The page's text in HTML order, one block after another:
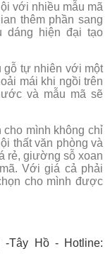
với nhiều mẫu mã
thêm phần sang
dáng hiện đại tạo
gỗ tự nhiên với một
mái khi ngồi trên
và mẫu mã sẽ
mình không chỉ
thất văn phòng và
rẻ, giường sỗ xoan
Với giá cả phải
cho mình được
Tây Hồ - Hotline: